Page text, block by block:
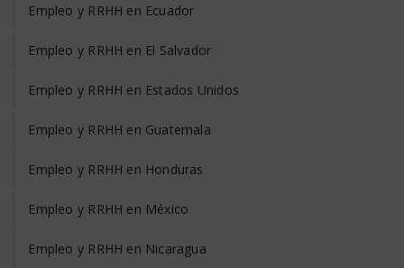
Empleo y RRHH en Ecuador
Empleo y RRHH en El Salvador
Empleo y RRHH en Estados Unidos
Empleo y RRHH en Guatemala
Empleo y RRHH en Honduras
Empleo y RRHH en México
Empleo y RRHH en Nicaragua